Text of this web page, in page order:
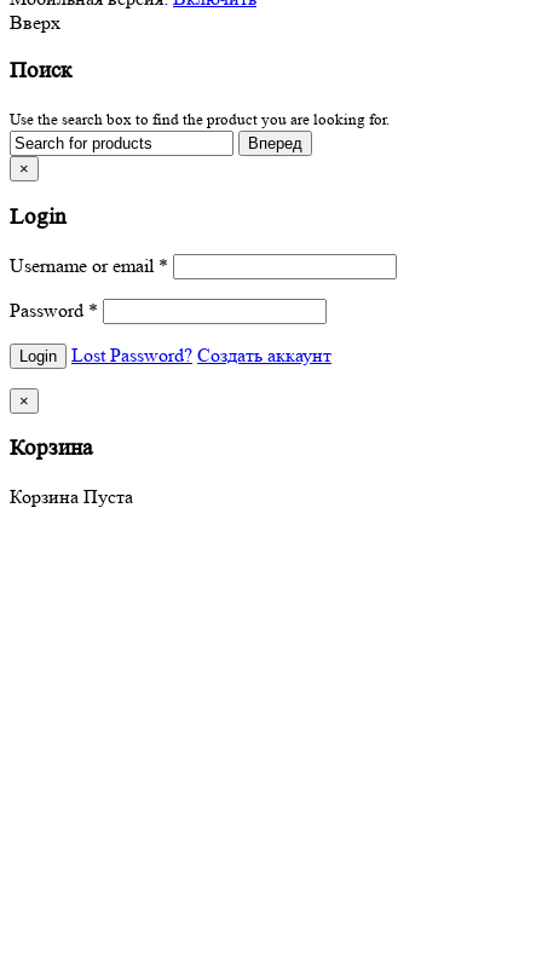
Вверх
Поиск
Use the search box to find the product you are looking for.
×
Login
Username or email *
Password *
Lost Password? Создать аккаунт
×
Корзина
Корзина Пуста